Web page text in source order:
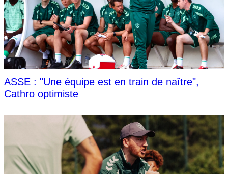
ASSE : "Une équipe est en train de naître",
Cathro optimiste